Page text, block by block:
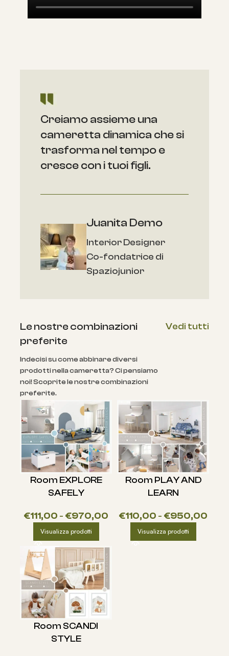
Creiamo assieme una
cameretta dinamica che si
trasforma nel tempo e
cresce con i tuoi figli.
Juanita Demo
Interior Designer
Co-fondatrice di
Spaziojunior
Le nostre combinazioni
preferite
Indecisi su come abbinare diversi
prodotti nella cameretta? Ci pensiamo
noi! Scoprite le nostre combinazioni
preferite.
Vedi tutti
Room EXPLORE
SAFELY
€111,00 - €970,00
Visualizza prodotti
Room PLAY AND
LEARN
€110,00 - €950,00
Visualizza prodotti
Room SCANDI
STYLE